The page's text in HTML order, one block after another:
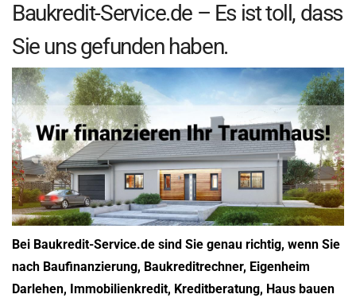
Baukredit-Service.de – Es ist toll, dass
Sie uns gefunden haben.
Bei Baukredit-Service.de sind Sie genau richtig, wenn Sie
nach Baufinanzierung, Baukreditrechner, Eigenheim
Darlehen, Immobilienkredit, Kreditberatung, Haus bauen